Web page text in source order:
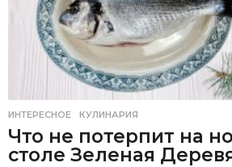
ИНТЕРЕСНОЕ ,КУЛИНАРИЯ
Что не потерпит на
столе Зеленая